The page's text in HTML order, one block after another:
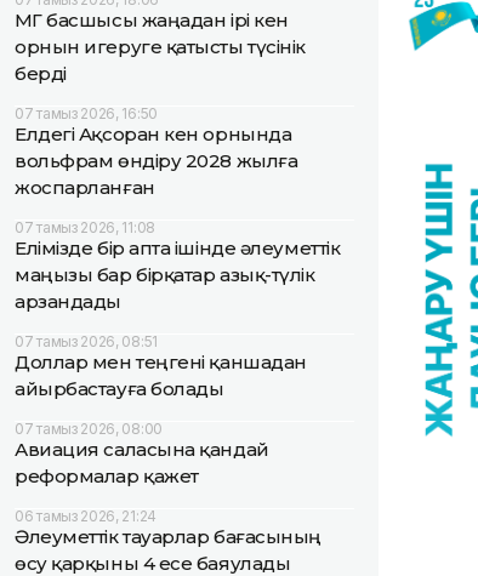
ҚМГ басшысы жаңадан ірі кен
орнын игеруге қатысты түсінік
берді
07 тамыз 2026, 16:50
Елдегі Ақсоран кен орнында
вольфрам өндіру 2028 жылға
жоспарланған
07 тамыз 2026, 11:08
Елімізде бір апта ішінде әлеуметтік
маңызы бар бірқатар азық-түлік
арзандады
07 тамыз 2026, 08:51
Доллар мен теңгені қаншадан
айырбастауға болады
07 тамыз 2026, 08:00
Авиация саласына қандай
реформалар қажет
06 тамыз 2026, 21:24
Әлеуметтік тауарлар бағасының
өсу қарқыны 4 есе баяулады